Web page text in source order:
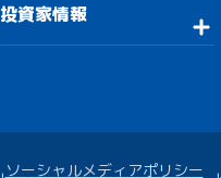
投資家情報
ソーシャルメディアポリシー